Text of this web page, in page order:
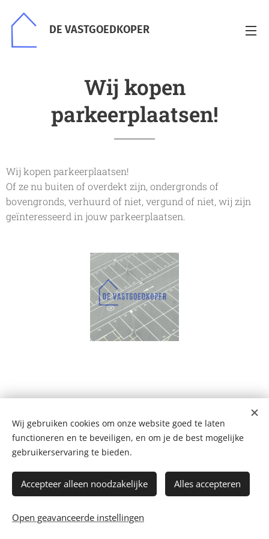
DE VASTGOEDKOPER
Wij kopen
parkeerplaatsen!
Wij kopen parkeerplaatsen!
Of ze nu buiten of overdekt zijn, ondergronds of
bovengronds, verhuurd of niet, vergund of niet, wij zijn
geïnteresseerd in jouw parkeerplaatsen.
De Vastgoedkoper
Bergstraat 109 A, 2220 Heist-op-den-Berg
+32 499 102 124
Privacyverklaring
Facebook-Instagram- WhatsApp
Bijverdienen-Blog-Koopweken
Wij gebruiken cookies om onze website goed te laten
functioneren en te beveiligen, en om je de best mogelijke
gebruikerservaring te bieden.
Accepteer alleen noodzakelijke Alles accepteren
Open geavanceerde instellingen